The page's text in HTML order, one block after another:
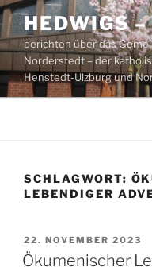
Zum
Inhalt
springen
HEDWIGS
berichten über das
Norderstedt – der
Henstedt-Ulzburg und
SCHLAGWORT:
LEBENDIGER
VERÖFFENTLICHT
AM
22. NOVEMBER 2023
Ökumenischer